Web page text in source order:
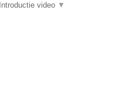
Introductie video ▼